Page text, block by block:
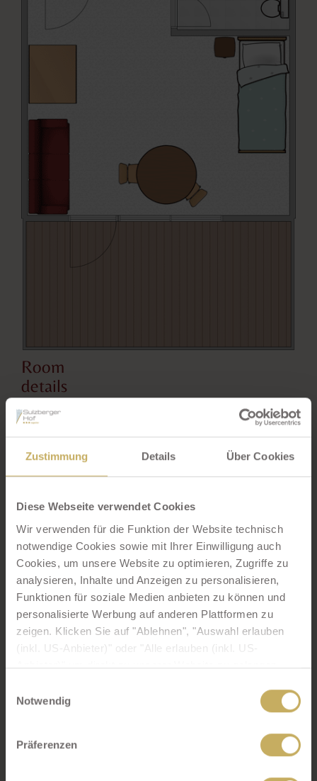
Zustimmung Details Über Cookies
Diese Webseite verwendet Cookies
Wir verwenden für die Funktion der Website technisch
notwendige Cookies sowie mit Ihrer Einwilligung auch
Cookies, um unsere Website zu optimieren, Zugriffe zu
analysieren, Inhalte und Anzeigen zu personalisieren,
Funktionen für soziale Medien anbieten zu können und
personalisierte Werbung auf anderen Plattformen zu
zeigen. Klicken Sie auf "Ablehnen", "Auswahl erlauben
(inkl. US-Anbieter)" oder "Alle erlauben (inkl. US-
Anbieter)" um direkt zu unserer Website zu gelangen.
können Sie jederzeit mit Wirkung für die Zukunft
Mit Ihrer Zustimmung - Klick auf "Alle erlauben (inkl. US-
Notwendig
Präferenzen
Room
details
S
e
1
m
2
E
q
u
i
p
n